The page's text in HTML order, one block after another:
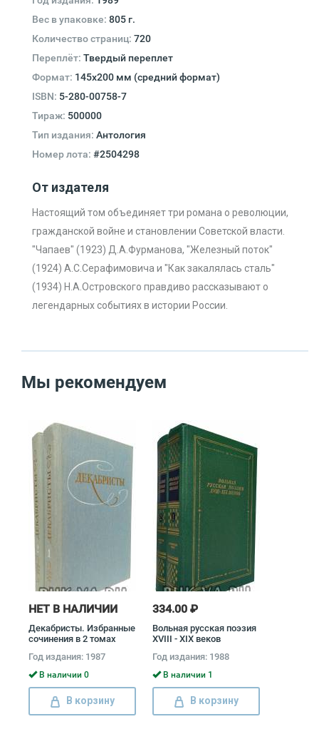
Вес в упаковке: 805 г.
Количество страниц: 720
Переплёт: Твердый переплет
Формат: 145х200 мм (средний формат)
ISBN: 5-280-00758-7
Тираж: 500000
Тип издания: Антология
Номер лота: #2504298
От издателя
Настоящий том объединяет три романа о революции,
гражданской войне и становлении Советской власти.
"Чапаев" (1923) Д.А.Фурманова, "Железный поток"
(1924) А.С.Серафимовича и "Как закалялась сталь"
(1934) Н.А.Островского правдиво рассказывают о
легендарных событиях в истории России.
Мы рекомендуем
НЕТ В НАЛИЧИИ
Декабристы. Избранные
сочинения в 2 томах
Бестужев-Марлинский,
Кондратий Рылеев,
Федор Глинка
Год издания: 1987
В наличии 0
В корзину
334.00 ₽
Вольная русская поэзия
XVIII - XIX веков
Иван Тургенев, Федор
Тютчев, Александр
Пушкин, Лев Толстой,
Владимир Раевский,
Михаил Ломоносов,
Александр Грибоедов,
Год издания: 1988
В наличии 1
В корзину